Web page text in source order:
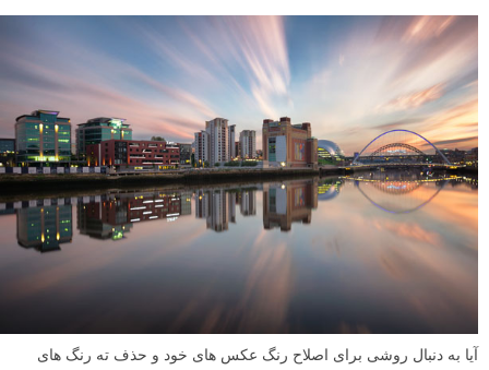
آیا به دنبال روشی برای اصلاح رنگ عکس های خود و حذف ته رنگ های